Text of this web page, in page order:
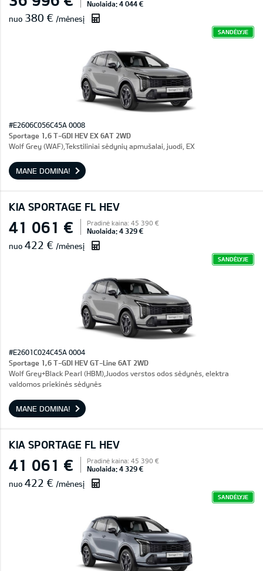
Nuolaida: 4 044 €
nuo 380 € /mėnesį
SANDĖLYJE
#E2606C056C45A 0008
Sportage 1,6 T-GDI HEV EX 6AT 2WD
Wolf Grey (WAF),Tekstiliniai sėdynių apmušalai, juodi, EX
MANE DOMINA!
KIA SPORTAGE FL HEV
41 061 € Pradinė kaina: 45 390 €
Nuolaida: 4 329 €
nuo 422 € /mėnesį
SANDĖLYJE
#E2601C024C45A 0004
Sportage 1,6 T-GDI HEV GT-Line 6AT 2WD
Wolf Grey+Black Pearl (HBM),Juodos verstos odos sėdynės, elektra
valdomos priekinės sėdynės
MANE DOMINA!
KIA SPORTAGE FL HEV
41 061 € Pradinė kaina: 45 390 €
Nuolaida: 4 329 €
nuo 422 € /mėnesį
SANDĖLYJE